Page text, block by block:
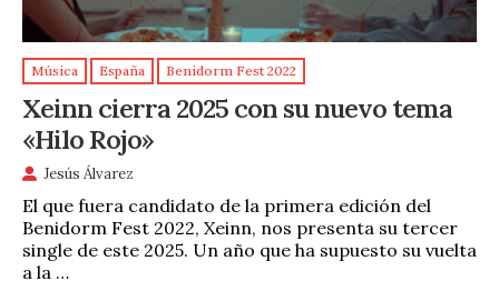
Música España Benidorm Fest 2022
Xeinn cierra 2025 con su nuevo tema
«Hilo Rojo»
Jesús Álvarez
El que fuera candidato de la primera edición del
Benidorm Fest 2022, Xeinn, nos presenta su tercer
single de este 2025. Un año que ha supuesto su vuelta
a la …